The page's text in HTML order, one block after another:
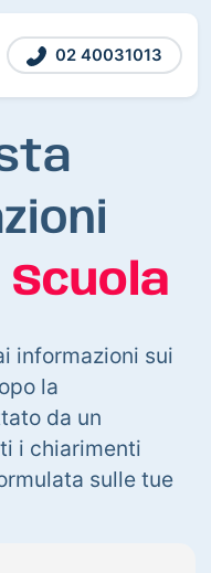
02 40031013
Scuola
informazioni sui
la
da un
i chiarimenti
sulle tue